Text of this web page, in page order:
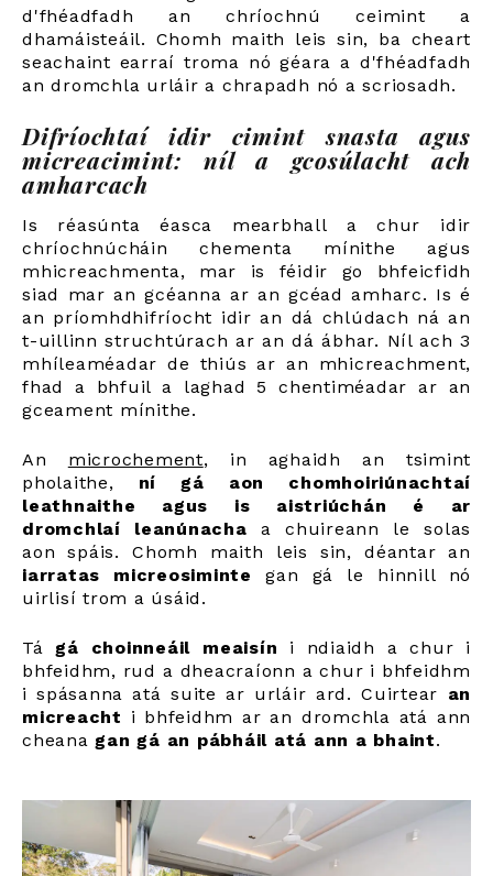
d'fhéadfadh an chríochnú ceimint a
dhamáisteáil. Chomh maith leis sin, ba cheart
seachaint earraí troma nó géara a d'fhéadfadh
an dromchla urláir a chrapadh nó a scriosadh.
Difríochtaí idir cimint snasta agus
micreacimint: níl a gcosúlacht ach
amharcach
Is réasúnta éasca mearbhall a chur idir
chríochnúcháin chementa mínithe agus
mhicreachmenta, mar is féidir go bhfeicfidh
siad mar an gcéanna ar an gcéad amharc. Is é
an príomhdhifríocht idir an dá chlúdach ná an
t-uillinn struchtúrach ar an dá ábhar. Níl ach 3
mhíleaméadar de thiús ar an mhicreachment,
fhad a bhfuil a laghad 5 chentiméadar ar an
gceament mínithe.
An microchement, in aghaidh an tsimint
pholaithe, ní gá aon chomhoiriúnachtaí
leathnaithe agus is aistriúchán é ar
dromchlaí leanúnacha a chuireann le solas
aon spáis. Chomh maith leis sin, déantar an
iarratas micreosiminte
gan gá le hinnill nó
uirlisí trom a úsáid.
Tá gá choinneáil meaisín i ndiaidh a chur i
bhfeidhm, rud a dheacraíonn a chur i bhfeidhm
i spásanna atá suite ar urláir ard. Cuirtear an
micreacht i bhfeidhm ar an dromchla atá ann
cheana gan gá an pábháil atá ann a bhaint.